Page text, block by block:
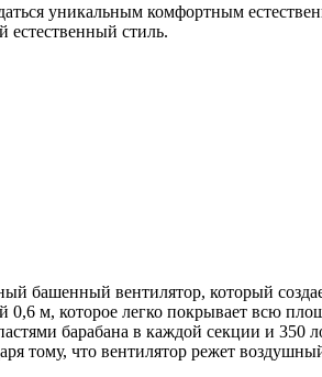
уникальным комфортным
естественный стиль.
башенный вентилятор, который
м, которое легко покрывает всю
барабана в каждой секции и
тому, что вентилятор режет